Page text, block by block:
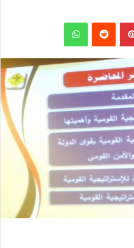
بينتيريست